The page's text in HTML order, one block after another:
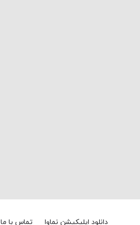
دانلود اپلیکیشن نماوا تماس با ما